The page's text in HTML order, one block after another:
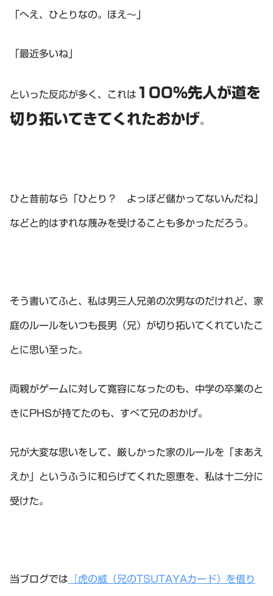
「へえ、ひとりなの。ほえ～」
「最近多いね」
といった反応が多く、これは 100%先人が道を
切り拓いてきてくれたおかげ。
ひと昔前なら「ひとり？ よっぽど儲かってないんだね」
などと的はずれな蔑みを受けることも多かっただろう。
そう書いてふと、私は男三人兄弟の次男なのだけれど、家
庭のルールをいつも長男（兄）が切り拓いてくれていたこ
とに思い至った。
両親がゲームに対して寛容になったのも、中学の卒業のと
きにPHSが持てたのも、すべて兄のおかげ。
兄が大変な思いをして、厳しかった家のルールを「まあえ
えか」というふうに和らげてくれた恩恵を、私は十二分に
受けた。
当ブログでは 『虎の威（兄のTSUTAYAカード）を借り